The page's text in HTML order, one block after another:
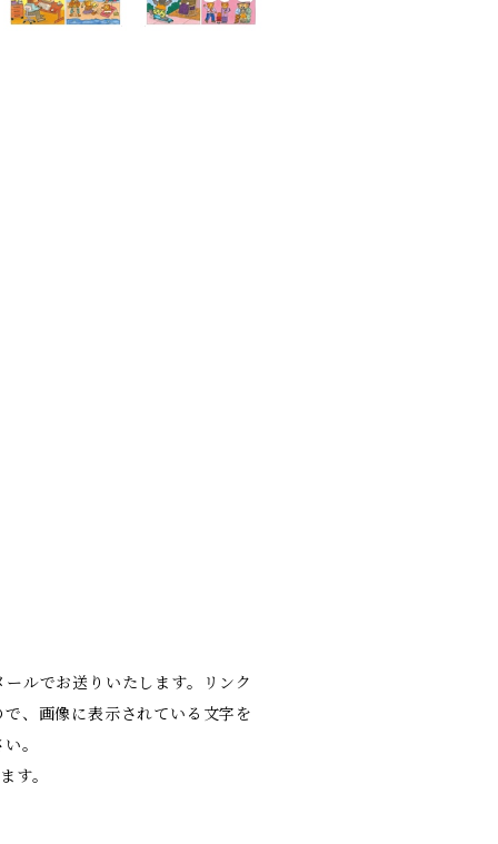
ルでお送りいたします。リンク
、画像に表示されている文字を
。
す。